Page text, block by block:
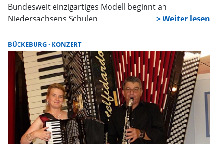
Bundesweit einzigartiges Modell beginnt an
Niedersachsens Schulen
BÜCKEBURG KONZERT